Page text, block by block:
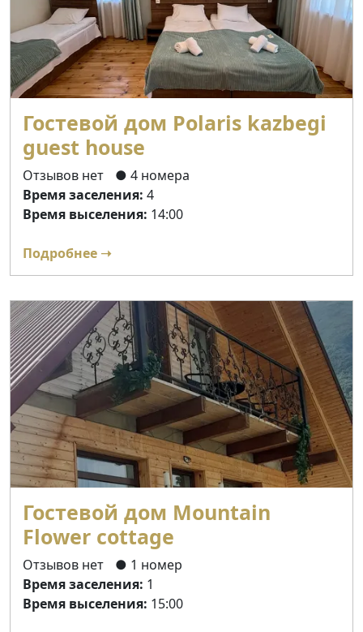
Гостевой дом Polaris kazbegi
guest house
Отзывов нет
● 4 номера
Время заселения: 4
Время выселения: 14:00
Подробнее ➝
Гостевой дом Mountain
Flower cottage
Отзывов нет
● 1 номер
Время заселения: 1
Время выселения: 15:00